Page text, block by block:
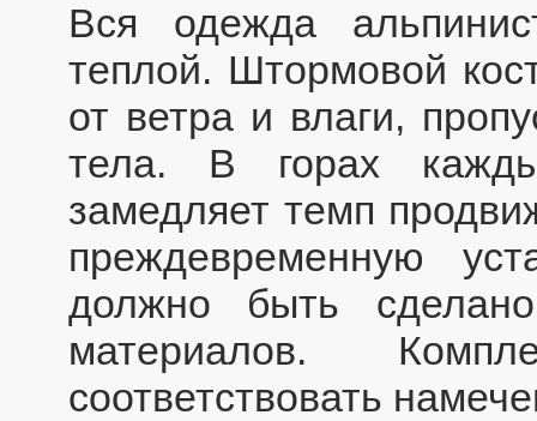
Вся одежда
теплой. Штормовой
от ветра и влаги,
тела. В горах
замедляет темп
преждевременную
должно быть
материалов.
соответствовать